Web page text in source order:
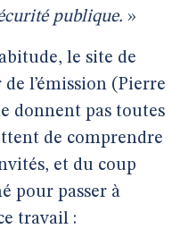
publique. »
le site de
l’émission (Pierre
donnent pas toutes
de comprendre
et du coup
pour passer à
travail :